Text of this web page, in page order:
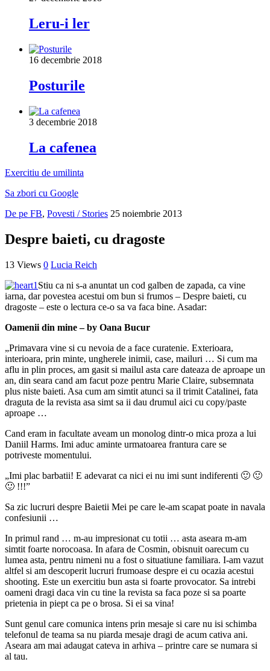
Leru-i ler
16 decembrie 2018
Posturile
3 decembrie 2018
La cafenea
Exercitiu de umilinta
Sa zbori cu Google
De pe FB, Povesti / Stories 25 noiembrie 2013
Despre baieti, cu dragoste
13 Views 0 Lucia Reich
Stiu ca ni s-a anuntat un cod galben de zapada, ca vine
iarna, dar povestea acestui om bun si frumos – Despre baieti, cu
dragoste – este o lectura ce-o sa va faca bine. Asadar:
Oamenii din mine – by Oana Bucur
„Primavara vine si cu nevoia de a face curatenie. Exterioara,
interioara, prin minte, ungherele inimii, case, mailuri … Si cum ma
aflu in plin proces, am gasit si mailul asta care dateaza de aproape un
an, din seara cand am facut poze pentru Marie Claire, subsemnata
plus niste baieti. Asa cum am simtit atunci sa il trimit Catalinei, fata
draguta de la revista asa simt sa ii dau drumul aici cu copy/paste
aproape …
Cand eram in facultate aveam un monolog dintr-o mica proza a lui
Daniil Harms. Imi aduc aminte urmatoarea frantura care se
potriveste momentului.
„Imi plac barbatii! E adevarat ca nici ei nu imi sunt indiferenti 🙂 🙂
🙂 !!!”
Sa zic lucruri despre Baietii Mei pe care le-am scapat poate in navala
confesiunii …
In primul rand … m-au impresionat cu totii … asta aseara m-am
simtit foarte norocoasa. In afara de Cosmin, obisnuit oarecum cu
lumea asta, pentru nimeni nu a fost o situatiune familiara. I-am vazut
altfel si am descoperit lucruri frumoase despre ei cu ocazia acestui
shooting. Este un exercitiu bun asta si foarte provocator. Sa intrebi
oameni dragi daca vin cu tine la revista sa faca poze si sa poarte
prietenia in piept ca pe o brosa. Si ei sa vina!
Sunt genul care comunica intens prin mesaje si care nu isi schimba
telefonul de teama sa nu piarda mesaje dragi de acum cativa ani.
Aseara am mai adaugat cateva in arhiva – printre care se numara si
al tau.